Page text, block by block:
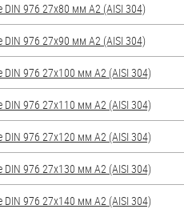
976 27х80 мм А2 (AISI 304)
976 27х90 мм А2 (AISI 304)
976 27х100 мм А2 (AISI 304)
976 27х110 мм А2 (AISI 304)
976 27х120 мм А2 (AISI 304)
976 27х130 мм А2 (AISI 304)
976 27х140 мм А2 (AISI 304)